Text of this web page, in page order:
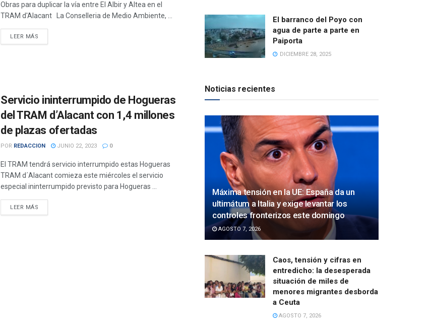
Obras para duplicar la vía entre El Albir y Altea en el
TRAM d'Alacant La Conselleria de Medio Ambiente, ...
LEER MÁS
Servicio ininterrumpido de Hogueras
del TRAM d’Alacant con 1,4 millones
de plazas ofertadas
POR REDACCION JUNIO 22, 2023 0
El TRAM tendrá servicio interrumpido estas Hogueras
TRAM d´Alacant comieza este miércoles el servicio
especial ininterrumpido previsto para Hogueras ...
LEER MÁS
El barranco del Poyo con
agua de parte a parte en
Paiporta
DICIEMBRE 28, 2025
Noticias recientes
Máxima tensión en la UE: España da un
ultimátum a Italia y exige levantar los
controles fronterizos este domingo
AGOSTO 7, 2026
Caos, tensión y cifras en
entredicho: la desesperada
situación de miles de
menores migrantes desborda
a Ceuta
AGOSTO 7, 2026